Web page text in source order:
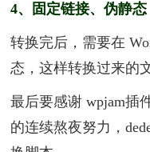
4、固定链接、伪静态
转换完后，需要在
态，这样转换过来的
最后要感谢 wpjam插
的连续熬夜努力，